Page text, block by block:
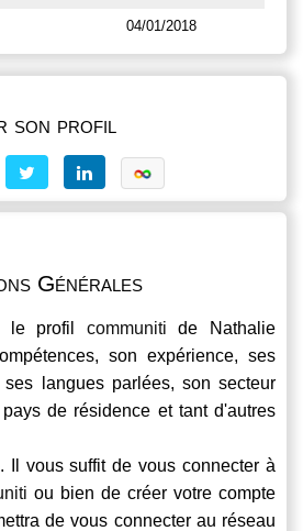
04/01/2018
son profil
Générales
le profil communiti de Nathalie
son expérience, ses
langues parlées, son secteur
de résidence et tant d'autres
Il vous suffit de vous connecter à
ou bien de créer votre compte
de vous connecter au réseau